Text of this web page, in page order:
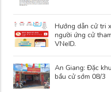
Hướng dẫn cử tri
người ứng cử
VNeID.
An Giang: Đặc
bầu cử sớm 08/3